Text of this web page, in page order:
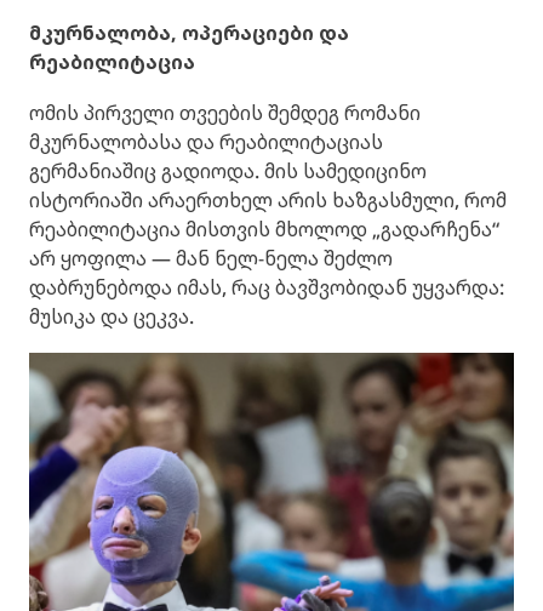
მკურნალობა, ოპერაციები და
რეაბილიტაცია
ომის პირველი თვეების შემდეგ რომანი
მკურნალობასა და რეაბილიტაციას
გერმანიაშიც გადიოდა. მის სამედიცინო
ისტორიაში არაერთხელ არის ხაზგასმული, რომ
რეაბილიტაცია მისთვის მხოლოდ „გადარჩენა“
არ ყოფილა — მან ნელ-ნელა შეძლო
დაბრუნებოდა იმას, რაც ბავშვობიდან უყვარდა:
მუსიკა და ცეკვა.